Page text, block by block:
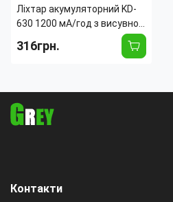
Ліхтар акумуляторний KD-
630 1200 мА/год з висувною
316грн.
Тип диода:
Тип фонаря:
Контакти